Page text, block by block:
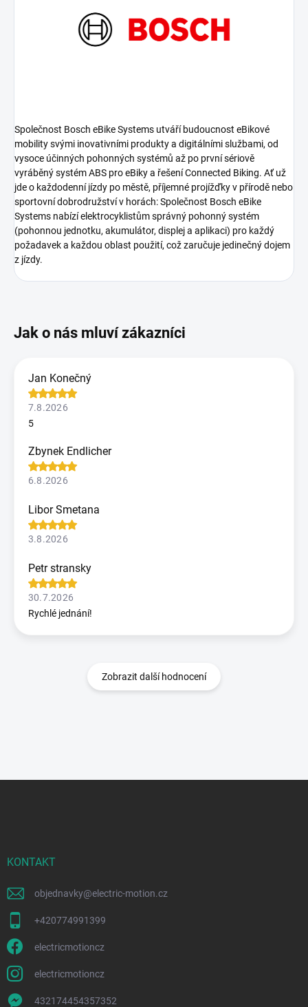
Společnost Bosch eBike Systems utváří budoucnost eBikové
mobility svými inovativními produkty a digitálními službami, od
vysoce účinných pohonných systémů až po první sériově
vyráběný systém ABS pro eBiky a řešení Connected Biking. Ať už
jde o každodenní jízdy po městě, příjemné projížďky v přírodě nebo
sportovní dobrodružství v horách: Společnost Bosch eBike
Systems nabízí elektrocyklistům správný pohonný systém
(pohonnou jednotku, akumulátor, displej a aplikaci) pro každý
požadavek a každou oblast použití, což zaručuje jedinečný dojem
z jízdy.
Jan Konečný
7.8.2026
5
Zbynek Endlicher
6.8.2026
Libor Smetana
3.8.2026
Petr stransky
30.7.2026
Rychlé jednání!
Zobrazit další hodnocení
KONTAKT
objednavky@electric-motion.cz
+420774991399
electricmotioncz
electricmotioncz
432174454357352